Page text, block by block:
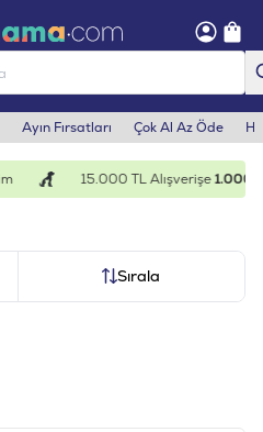
Ayın Fırsatları Çok Al Az Öde
15.000 TL Alışverişe1.000 TL
Sırala